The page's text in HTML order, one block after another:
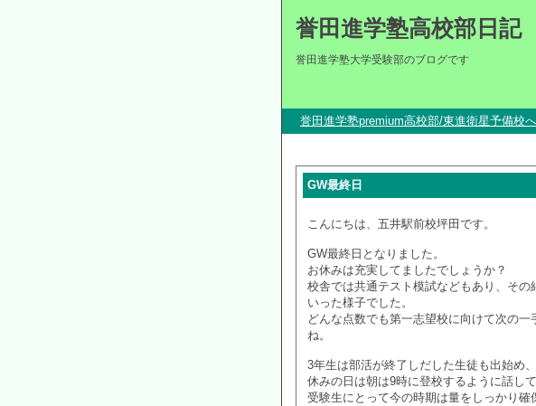
誉田進学塾高校部日記
誉田進学塾大学受験部のブログです
誉田進学塾premium高校部/東進衛星予備校へ
GW最終日
こんにちは、五井駅前校坪田です。
GW最終日となりました。
お休みは充実してましたでしょうか？
校舎では共通テスト模試などもあり、その
いった様子でした。
どんな点数でも第一志望校に向けて次の
ね。
3年生は部活が終了しだした生徒も出始め、
休みの日は朝は9時に登校するように話して
受験生にとって今の時期は量をしっかり確